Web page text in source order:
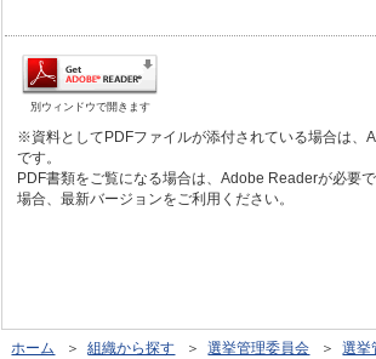
別ウィンドウで開きます
※資料としてPDFファイルが添付されている場合は、
です。
PDF書類をご覧になる場合は、Adobe Readerが必要
場合、最新バージョンをご利用ください。
ホーム ＞組織から探す ＞選挙管理委員会 ＞選挙